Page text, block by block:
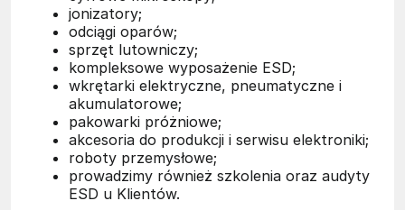
jonizatory;
odciągi oparów;
sprzęt lutowniczy;
kompleksowe wyposażenie ESD;
wkrętarki elektryczne, pneumatyczne i
akumulatorowe;
pakowarki próżniowe;
akcesoria do produkcji i serwisu elektroniki;
roboty przemysłowe;
prowadzimy również szkolenia oraz audyty
ESD u Klientów.